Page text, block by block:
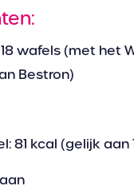
wafels (met het
Bestron)
81 kcal (gelijk aan